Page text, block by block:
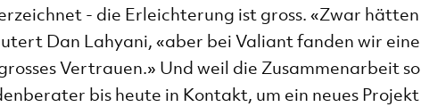
- die Erleichterung ist gross. «Zwar hätten
Dan Lahyani, «aber bei Valiant fanden wir eine
Vertrauen.» Und weil die Zusammenarbeit so
bis heute in Kontakt, um ein neues Projekt